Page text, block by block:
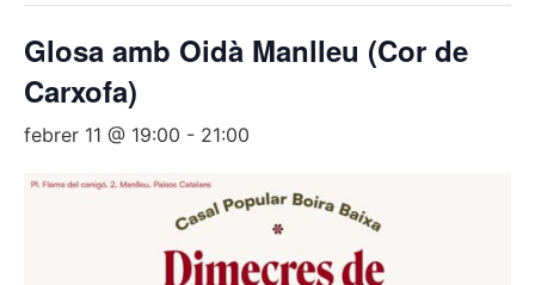
Glosa amb Oidà Manlleu (Cor de
Carxofa)
febrer 11 @ 19:00 - 21:00